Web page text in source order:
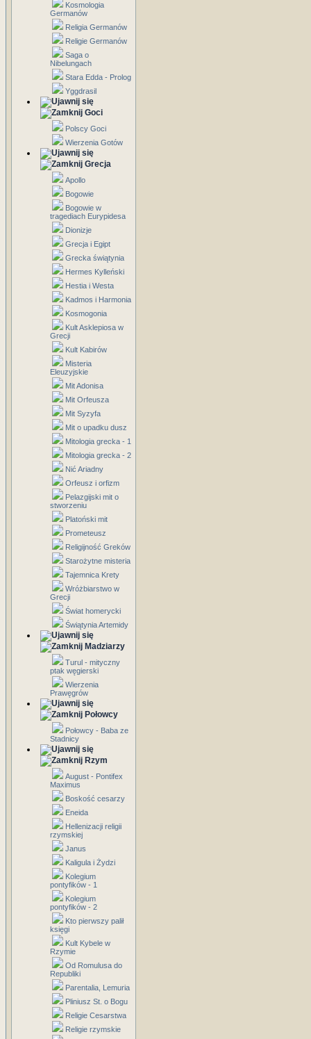
Kosmologia
Germanów
Religia Germanów
Religie Germanów
Saga o
Nibelungach
Stara Edda - Prolog
Yggdrasil
Goci
Polscy Goci
Wierzenia Gotów
Grecja
Apollo
Bogowie
Bogowie w
tragediach Eurypidesa
Dionizje
Grecja i Egipt
Grecka świątynia
Hermes Kylleński
Hestia i Westa
Kadmos i Harmonia
Kosmogonia
Kult Asklepiosa w
Grecji
Kult Kabirów
Misteria
Eleuzyjskie
Mit Adonisa
Mit Orfeusza
Mit Syzyfa
Mit o upadku dusz
Mitologia grecka - 1
Mitologia grecka - 2
Nić Ariadny
Orfeusz i orfizm
Pelazgijski mit o
stworzeniu
Platoński mit
Prometeusz
Religijność Greków
Starożytne misteria
Tajemnica Krety
Wróżbiarstwo w
Grecji
Świat homerycki
Świątynia Artemidy
Madziarzy
Turul - mityczny
ptak węgierski
Wierzenia
Prawęgrów
Połowcy
Połowcy - Baba ze
Stadnicy
Rzym
August - Pontifex
Maximus
Boskość cesarzy
Eneida
Hellenizacji religii
rzymskiej
Janus
Kaligula i Żydzi
Kolegium
pontyfików - 1
Kolegium
pontyfików - 2
Kto pierwszy palił
księgi
Kult Kybele w
Rzymie
Od Romulusa do
Republiki
Parentalia, Lemuria
Pliniusz St. o Bogu
Religie Cesarstwa
Religie rzymskie